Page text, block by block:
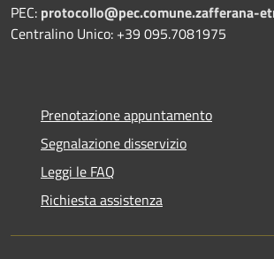
PEC: protocollo@pec.comune.zafferana-
Centralino Unico: +39 095.7081975
Prenotazione appuntamento
Segnalazione disservizio
Leggi le FAQ
Richiesta assistenza